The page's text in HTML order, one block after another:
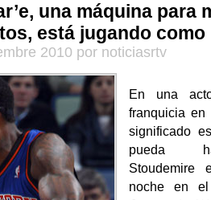
una máquina para
está jugando como
2010 por noticiasrtv
En una
franquicia en
significado
pueda
noche en el